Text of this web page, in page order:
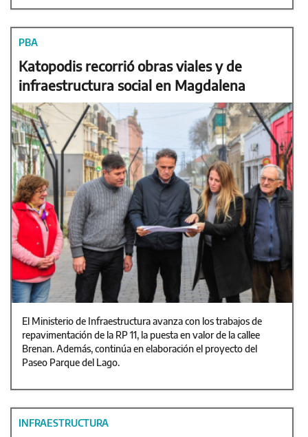
PBA
Katopodis recorrió obras viales y de
infraestructura social en Magdalena
El Ministerio de Infraestructura avanza con los trabajos de
repavimentación de la RP 11, la puesta en valor de la callee
Brenan. Además, continúa en elaboración el proyecto del
Paseo Parque del Lago.
INFRAESTRUCTURA